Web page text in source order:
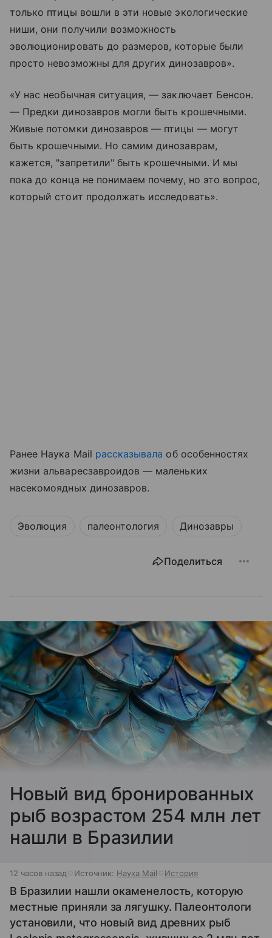
только птицы вошли в эти новые экологические
ниши, они получили возможность
эволюционировать до размеров, которые были
просто невозможны для других динозавров».
«У нас необычная ситуация, — заключает Бенсон.
— Предки динозавров могли быть крошечными.
Живые потомки динозавров — птицы — могут
быть крошечными. Но самим динозаврам,
кажется, "запретили" быть крошечными. И мы
пока до конца не понимаем почему, но это вопрос,
который стоит продолжать исследовать».
Ранее Наука Mail рассказывала об особенностях
жизни альваресзавроидов — маленьких
насекомоядных динозавров.
Эволюция палеонтология Динозавры
Поделиться
Новый вид бронированных
рыб возрастом 254 млн лет
нашли в Бразилии
12 часов назад Источник: Наука Mail История
В Бразилии нашли окаменелость, которую
местные приняли за лягушку. Палеонтологи
установили, что новый вид древних рыб